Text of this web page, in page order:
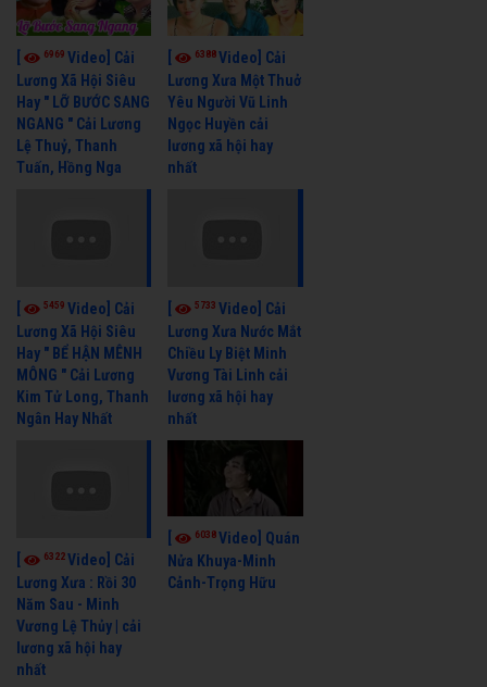
6969 Video] Cải
Lương Xã Hội Siêu
Hay " LỠ BƯỚC SANG
NGANG " Cải Lương
Lệ Thuỷ, Thanh
Tuấn, Hồng Nga
6388Video] Cải
Lương Xưa Một Thuở
Yêu Người Vũ Linh
Ngọc Huyền cải
lương xã hội hay
nhất
5459 Video] Cải
Lương Xã Hội Siêu
Hay " BỂ HẬN MÊNH
MÔNG " Cải Lương
Kim Tử Long, Thanh
Ngân Hay Nhất
5733Video] Cải
Lương Xưa Nước Mắt
Chiều Ly Biệt Minh
Vương Tài Linh cải
lương xã hội hay
nhất
6322Video] Cải
Lương Xưa : Rồi 30
Năm Sau - Minh
Vương Lệ Thủy | cải
lương xã hội hay
nhất
6038Video] Quán
Nửa Khuya-Minh
Cảnh-Trọng Hữu